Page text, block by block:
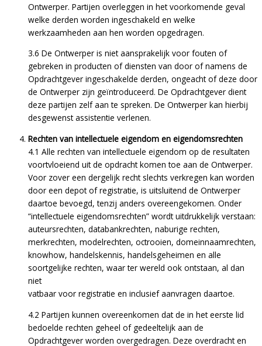
Ontwerper. Partijen overleggen in het voorkomende geval
welke derden worden ingeschakeld en welke
werkzaamheden aan hen worden opgedragen.
3.6 De Ontwerper is niet aansprakelijk voor fouten of
gebreken in producten of diensten van door of namens de
Opdrachtgever ingeschakelde derden, ongeacht of deze door
de Ontwerper zijn geïntroduceerd. De Opdrachtgever dient
deze partijen zelf aan te spreken. De Ontwerper kan hierbij
desgewenst assistentie verlenen.
Rechten van intellectuele eigendom en eigendomsrechten
4.1 Alle rechten van intellectuele eigendom op de resultaten
voortvloeiend uit de opdracht komen toe aan de Ontwerper.
Voor zover een dergelijk recht slechts verkregen kan worden
door een depot of registratie, is uitsluitend de Ontwerper
daartoe bevoegd, tenzij anders overeengekomen. Onder
“intellectuele eigendomsrechten” wordt uitdrukkelijk verstaan:
auteursrechten, databankrechten, naburige rechten,
merkrechten, modelrechten, octrooien, domeinnaamrechten,
knowhow, handelskennis, handelsgeheimen en alle
soortgelijke rechten, waar ter wereld ook ontstaan, al dan
niet
vatbaar voor registratie en inclusief aanvragen daartoe.
4.2 Partijen kunnen overeenkomen dat de in het eerste lid
bedoelde rechten geheel of gedeeltelijk aan de
Opdrachtgever worden overgedragen. Deze overdracht en